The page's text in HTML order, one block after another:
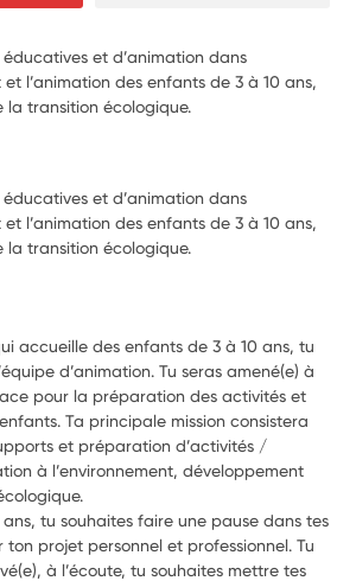
et d’animation dans
l’animation des enfants de 3 à 10 ans,
la transition écologique.
et d’animation dans
l’animation des enfants de 3 à 10 ans,
la transition écologique.
accueille des enfants de 3 à 10 ans, tu
d’animation. Tu seras amené(e) à
pour la préparation des activités et
Ta principale mission consistera
et préparation d’activités /
à l’environnement, développement
ans, tu souhaites faire une pause dans tes
ton projet personnel et professionnel. Tu
à l’écoute, tu souhaites mettre tes